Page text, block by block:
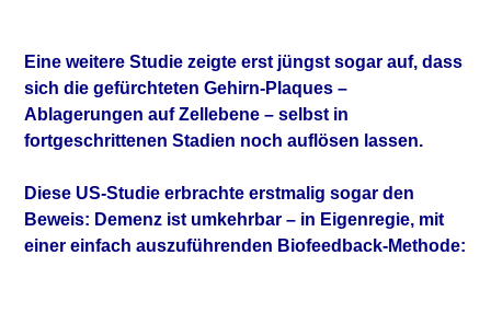
Eine weitere Studie zeigte erst jüngst sogar auf, dass
sich die gefürchteten Gehirn-Plaques –
Ablagerungen auf Zellebene – selbst in
fortgeschrittenen Stadien noch auflösen lassen.
Diese US-Studie erbrachte erstmalig sogar den
Beweis: Demenz ist umkehrbar – in Eigenregie, mit
einereinfach auszuführenden Biofeedback-Methode: